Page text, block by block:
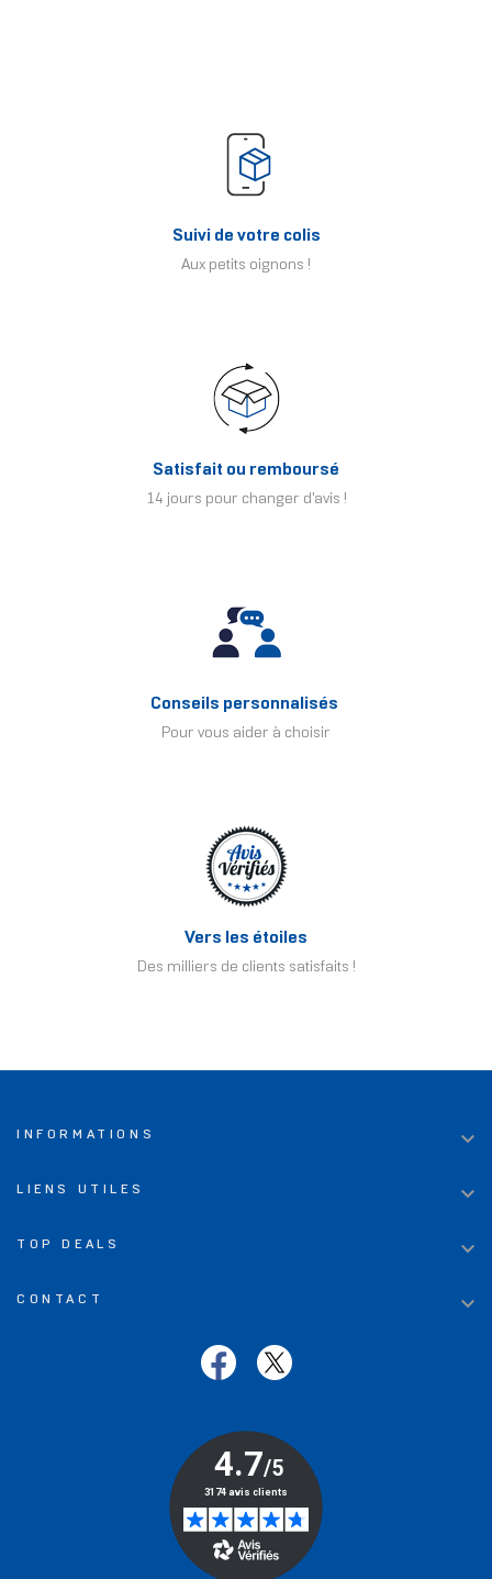
Suivi de votre colis
Aux petits oignons !
Satisfait ou remboursé
14 jours pour changer d'avis !
Conseils personnalisés
Pour vous aider à choisir
Vers les étoiles
Des milliers de clients satisfaits !
INFORMATIONS 
LIENS UTILES 
TOP DEALS 
CONTACT 